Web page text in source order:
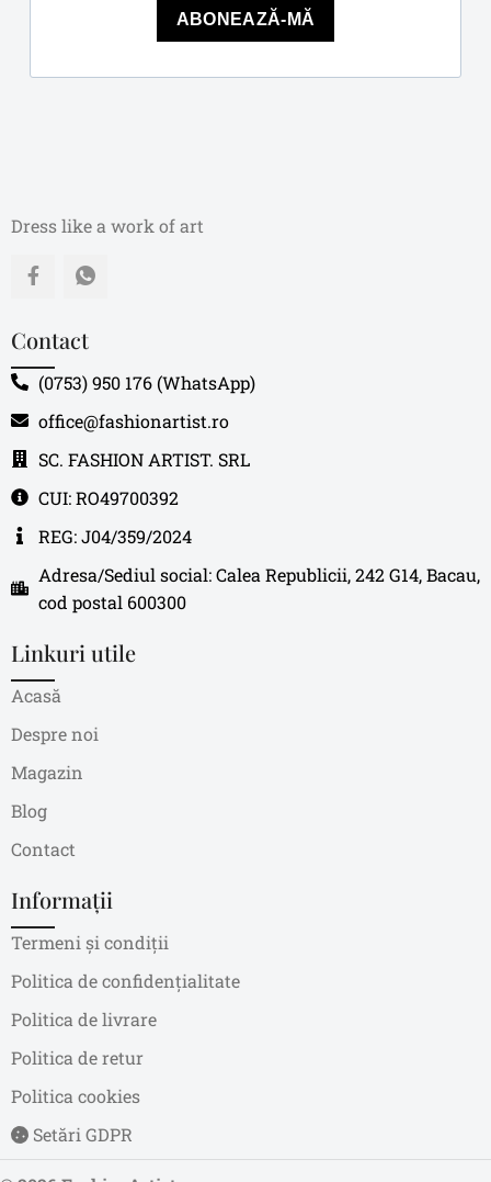
ABONEAZĂ-MĂ
Dress like a work of art
Contact
(0753) 950 176 (WhatsApp)
office@fashionartist.ro
SC. FASHION ARTIST. SRL
CUI: RO49700392
REG: J04/359/2024
Adresa/Sediul social: Calea Republicii, 242 G14, Bacau,
cod postal 600300
Linkuri utile
Acasă
Despre noi
Magazin
Blog
Contact
Informații
Termeni și condiții
Politica de confidențialitate
Politica de livrare
Politica de retur
Politica cookies
Setări GDPR